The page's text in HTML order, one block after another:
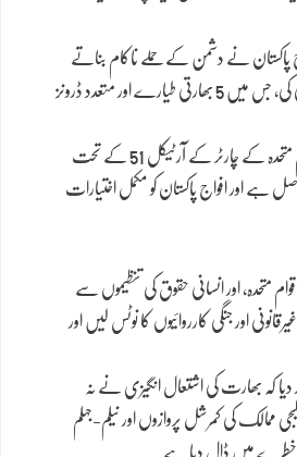
پاکستان نے دشمن کے حملے ناکام بناتے
ہوئے بھرپور جوابی کارروائی کی، جس میں 5 بھارتی طیارے اور متعدد ڈرونز
مزید کہا گیا کہ پاکستان کو اقوامِ متحدہ کے چارٹر کے آرٹیکل 51 کے تحت
ہے اور افواج پاکستان کو مکمل اختیارات
متحدہ، اور انسانی حقوق کی تنظیموں سے
اور جنگی کارروائیوں کا نوٹس لیں اور
کہ بھارت کی اشتعال انگیزی نے نہ
ممالک کی کمرشل پروازوں اور نیلم-جہلم
خطرے میں ڈال دیا ہے۔